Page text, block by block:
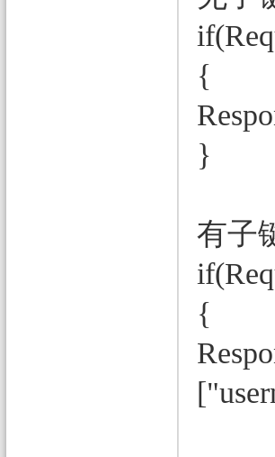
{
}
有子
{